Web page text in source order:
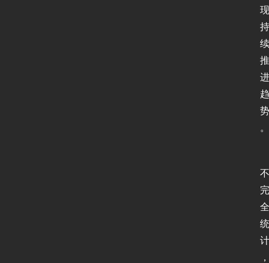
现
持
续
推
进
趋
势
。
不
完
全
统
计
，